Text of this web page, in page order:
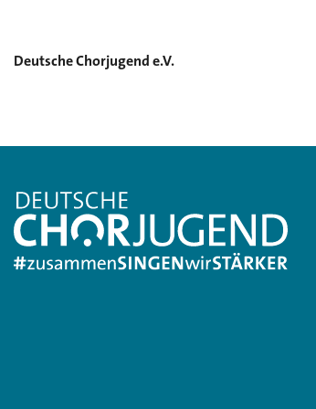
Deutsche Chorjugend e.V.